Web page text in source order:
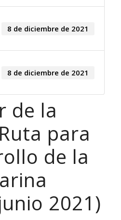
8 de diciembre de 2021
8 de diciembre de 2021
de la
para
de la
2021)